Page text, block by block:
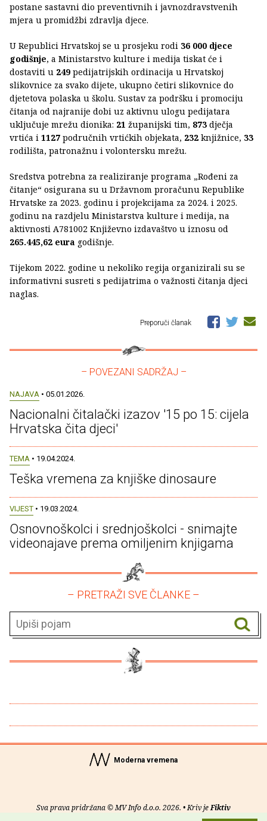
postane sastavni dio preventivnih i javnozdravstvenih
mjera u promidžbi zdravlja djece.
U Republici Hrvatskoj se u prosjeku rodi 36 000 djece
godišnje, a Ministarstvo kulture i medija tiskat će i
dostaviti u 249 pedijatrijskih ordinacija u Hrvatskoj
slikovnice za svako dijete, ukupno četiri slikovnice do
djetetova polaska u školu. Sustav za podršku i promociju
čitanja od najranije dobi uz aktivnu ulogu pedijatara
uključuje mrežu dionika: 21 županijski tim, 873 dječja
vrtića i 1127 područnih vrtićkih objekata, 232 knjižnice, 33
rodilišta, patronažnu i volontersku mrežu.
Sredstva potrebna za realiziranje programa „Rođeni za
čitanje“ osigurana su u Državnom proračunu Republike
Hrvatske za 2023. godinu i projekcijama za 2024. i 2025.
godinu na razdjelu Ministarstva kulture i medija, na
aktivnosti A781002 Književno izdavaštvo u iznosu od
265.445,62 eura godišnje.
Tijekom 2022. godine u nekoliko regija organizirali su se
informativni susreti s pedijatrima o važnosti čitanja djeci
naglas.
Preporuči članak
– POVEZANI SADRŽAJ –
NAJAVA • 05.01.2026.
Nacionalni čitalački izazov '15 po 15: cijela
Hrvatska čita djeci'
TEMA • 19.04.2024.
Teška vremena za knjiške dinosaure
VIJEST • 19.03.2024.
Osnovnoškolci i srednjoškolci - snimajte
videonajave prema omiljenim knjigama
– PRETRAŽI SVE ČLANKE –
Moderna vremena
Sva prava pridržana © MV Info d.o.o. 2026. • Kriv jeFiktiv